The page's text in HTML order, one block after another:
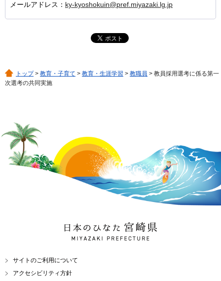
メールアドレス： ky-kyoshokuin@pref.miyazaki.lg.jp
トップ> 教育・子育て > 教育・生涯学習 > 教職員 > 教員採用選考に係る第一
次選考の共同実施
日本のひなた 宮崎県
MIYAZAKI PREFECTURE
サイトのご利用について
アクセシビリティ方針